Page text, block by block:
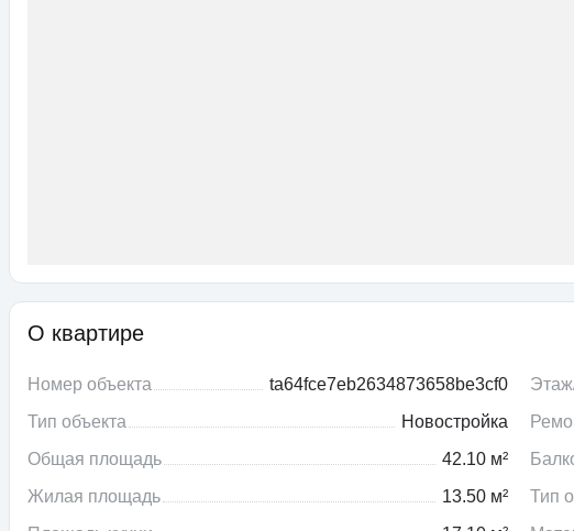
О квартире
Номер объекта
ta64fce7eb2634873658be3cf0
Тип объекта
Новостройка
Общая площадь
42.10 м²
Жилая площадь
13.50 м²
Тип